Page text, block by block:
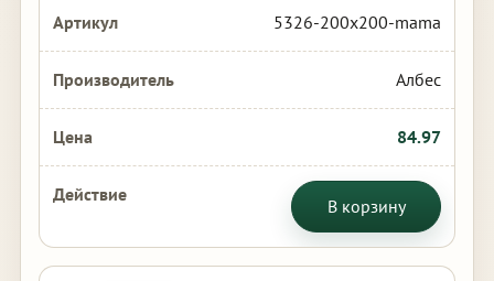
5326-200x200-mama
Албес
84.97
В корзину